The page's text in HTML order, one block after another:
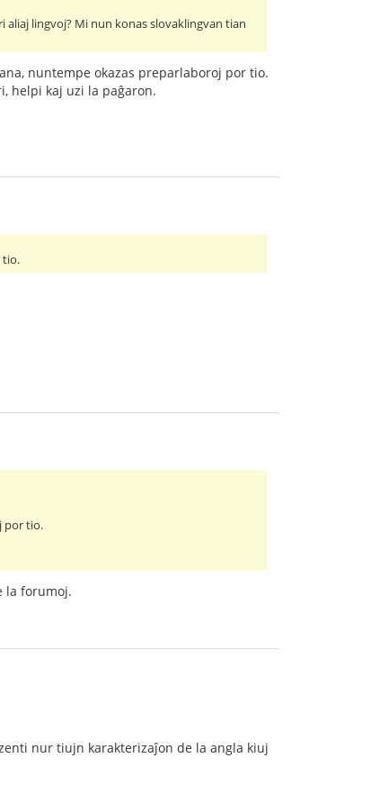
aliaj lingvoj? Mi nun konas slovaklingvan tian
nuntempe okazas preparlaboroj por tio.
helpi kaj uzi la paĝaron.
tio.
por tio.
la forumoj.
nur tiujn karakterizaĵon de la angla kiuj